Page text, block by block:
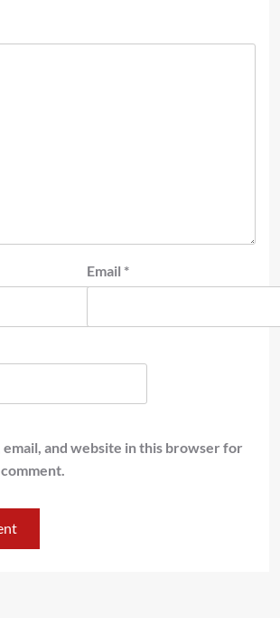
Email *
email, and website in this browser for